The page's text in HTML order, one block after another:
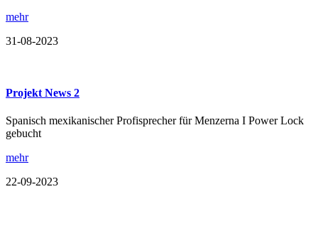
mehr
31-08-2023
Projekt News 2
Spanisch mexikanischer Profisprecher für Menzerna I Power Lock
gebucht
mehr
22-09-2023